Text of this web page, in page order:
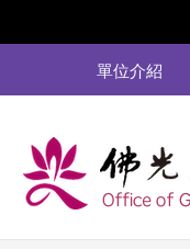
單位介紹